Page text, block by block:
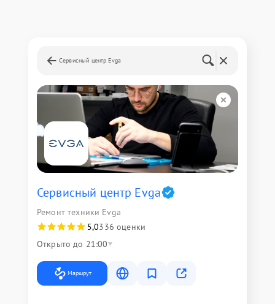
Сервисный центр Evga
Сервисный центр Evga
Ремонт техники Evga
5,0336 оценки
Открыто до 21:00
Маршрут